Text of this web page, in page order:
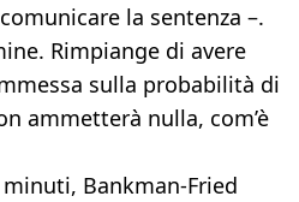
la sentenza –.
Rimpiange di avere
sulla probabilità di
ammetterà nulla, com’è
Bankman-Fried